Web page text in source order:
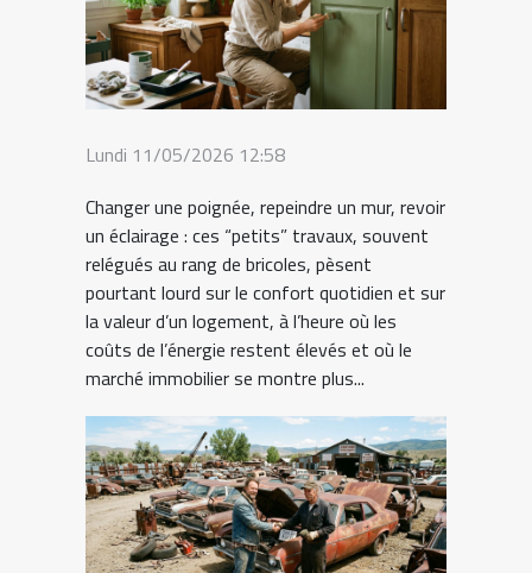
Lundi 11/05/2026 12:58
Changer une poignée, repeindre un mur, revoir
un éclairage : ces “petits” travaux, souvent
relégués au rang de bricoles, pèsent
pourtant lourd sur le confort quotidien et sur
la valeur d’un logement, à l’heure où les
coûts de l’énergie restent élevés et où le
marché immobilier se montre plus...